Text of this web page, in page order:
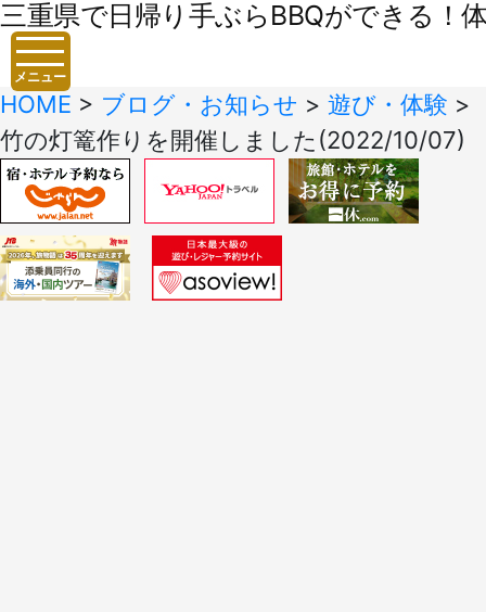
三重県で日帰り手ぶらBBQができる！
メニュー
HOME > ブログ・お知らせ > 遊び・体験 >
竹の灯篭作りを開催しました(2022/10/07)